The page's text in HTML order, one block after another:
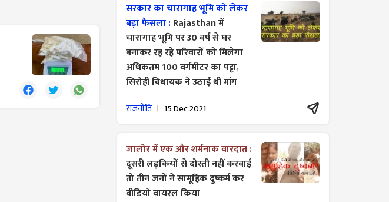
सरकार का चारागाह भूमि को लेकर
बड़ा फैसला :Rajasthan में
चारागाह भूमि पर 30 वर्ष से घर
बनाकर रह रहे परिवारों को मिलेगा
अधिकतम 100 वर्गमीटर का पट्टा,
सिरोही विधायक ने उठाई थी मांग
राजनीति 15 Dec 2021
जालोर में एक और शर्मनाक वारदात :
दूसरी लड़कियों से दोस्ती नहीं करवाई
तो तीन जनों ने सामूहिक दुष्कर्म कर
वीडियो वायरल किया